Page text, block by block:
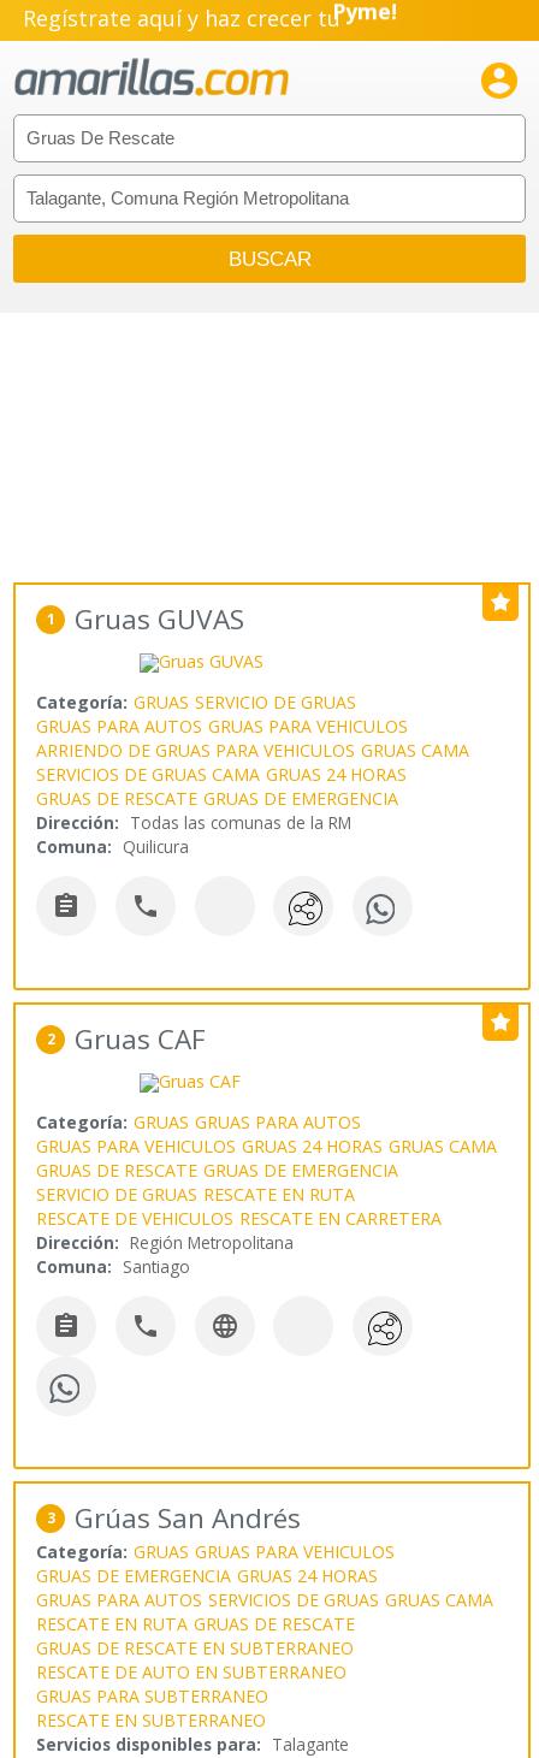
Regístrate aquí y haz crecer tuPyme!
Emprendimiento!

1 Gruas GUVAS
Categoría: GRUAS SERVICIO DE GRUAS
GRUAS PARA AUTOS GRUAS PARA VEHICULOS
ARRIENDO DE GRUAS PARA VEHICULOS GRUAS CAMA
SERVICIOS DE GRUAS CAMA GRUAS 24 HORAS
GRUAS DE RESCATE GRUAS DE EMERGENCIA
Dirección: Todas las comunas de la RM
Comuna: Quilicura
 
2 Gruas CAF
Categoría: GRUAS GRUAS PARA AUTOS
GRUAS PARA VEHICULOS GRUAS 24 HORAS GRUAS CAMA
GRUAS DE RESCATE GRUAS DE EMERGENCIA
SERVICIO DE GRUAS RESCATE EN RUTA
RESCATE DE VEHICULOS RESCATE EN CARRETERA
Dirección: Región Metropolitana
Comuna: Santiago
  
3 Grúas San Andrés
Categoría: GRUAS GRUAS PARA VEHICULOS
GRUAS DE EMERGENCIA GRUAS 24 HORAS
GRUAS PARA AUTOS SERVICIOS DE GRUAS GRUAS CAMA
RESCATE EN RUTA GRUAS DE RESCATE
GRUAS DE RESCATE EN SUBTERRANEO
RESCATE DE AUTO EN SUBTERRANEO
GRUAS PARA SUBTERRANEO
RESCATE EN SUBTERRANEO
Servicios disponibles para: Talagante